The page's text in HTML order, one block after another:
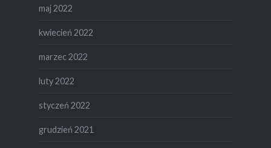
maj 2022
kwiecień 2022
marzec 2022
luty 2022
styczeń 2022
grudzień 2021